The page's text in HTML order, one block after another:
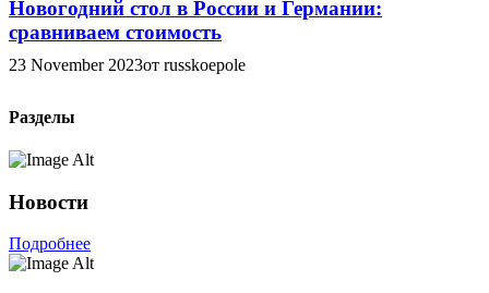
Новогодний стол в России и Германии:
сравниваем стоимость
23 November 2023от russkoepole
Разделы
Новости
Подробнее